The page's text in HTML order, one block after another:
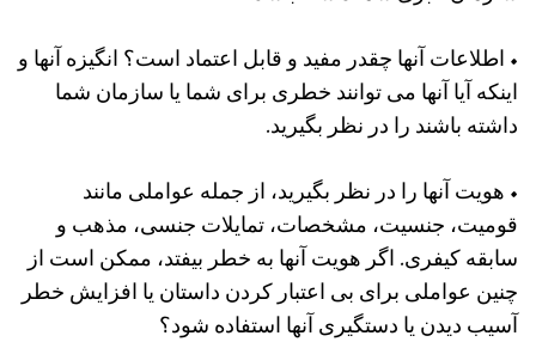
• اطلاعات آنها چقدر مفید و قابل اعتماد است؟ انگیزه آنها و
اینکه آیا آنها می توانند خطری برای شما یا سازمان شما
داشته باشند را در نظر بگیرید.
• هویت آنها را در نظر بگیرید، از جمله عواملی مانند
قومیت، جنسیت، مشخصات، تمایلات جنسی، مذهب و
سابقه کیفری. اگر هویت آنها به خطر بیفتد، ممکن است از
چنین عواملی برای بی اعتبار کردن داستان یا افزایش خطر
آسیب دیدن یا دستگیری آنها استفاده شود؟